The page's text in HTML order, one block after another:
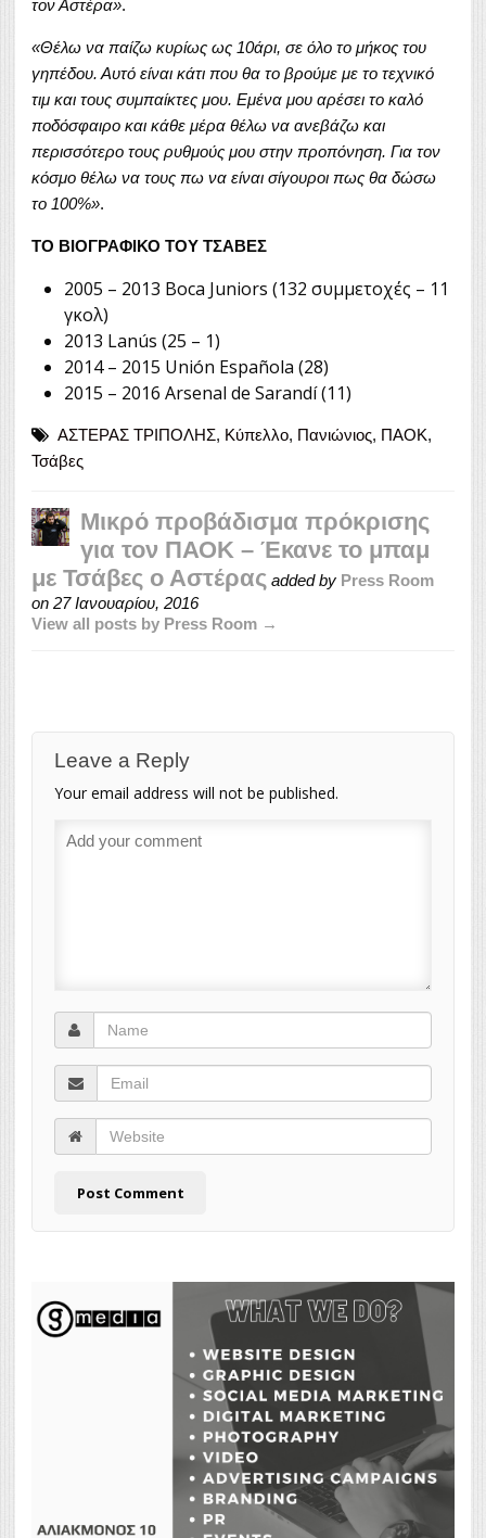
τον Αστέρα».
«Θέλω να παίζω κυρίως ως 10άρι, σε όλο το μήκος του
γηπέδου. Αυτό είναι κάτι που θα το βρούμε με το τεχνικό
τιμ και τους συμπαίκτες μου. Εμένα μου αρέσει το καλό
ποδόσφαιρο και κάθε μέρα θέλω να ανεβάζω και
περισσότερο τους ρυθμούς μου στην προπόνηση. Για τον
κόσμο θέλω να τους πω να είναι σίγουροι πως θα δώσω
το 100%».
ΤΟ ΒΙΟΓΡΑΦΙΚΟ ΤΟΥ ΤΣΑΒΕΣ
2005 – 2013 Boca Juniors (132 συμμετοχές – 11
γκολ)
2013 Lanús (25 – 1)
2014 – 2015 Unión Española (28)
2015 – 2016 Arsenal de Sarandí (11)
ΑΣΤΕΡΑΣ ΤΡΙΠΟΛΗΣ, Κύπελλο, Πανιώνιος, ΠΑΟΚ,
Τσάβες
Μικρό προβάδισμα πρόκρισης
για τον ΠΑΟΚ – Έκανε το μπαμ
με Τσάβες ο Αστέρας added by Press Room
on 27 Ιανουαρίου, 2016
View all posts by Press Room →
Leave a Reply
Your email address will not be published.